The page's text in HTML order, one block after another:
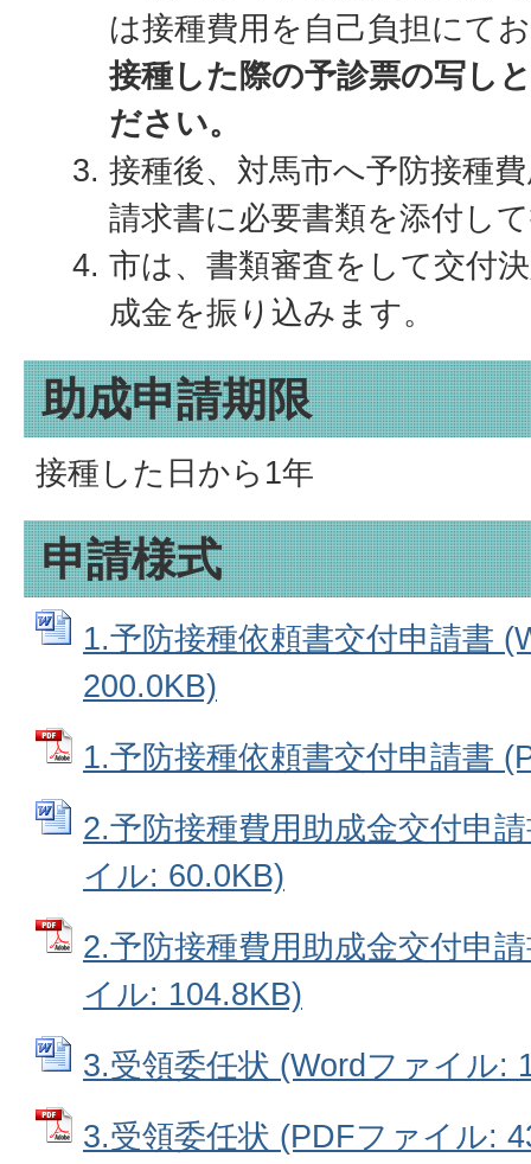
は接種費用を自己負担にて
接種した際の予診票の写し
ださい。
接種後、対馬市へ予防接種
請求書に必要書類を添付し
市は、書類審査をして交付
成金を振り込みます。
助成申請期限
接種した日から1年
申請様式
1.予防接種依頼書交付申請書
200.0KB)
1.予防接種依頼書交付申請書
2.予防接種費用助成金交付申
イル: 60.0KB)
2.予防接種費用助成金交付申
イル: 104.8KB)
3.受領委任状 (Wordファイル:
3.受領委任状 (PDFファイル: